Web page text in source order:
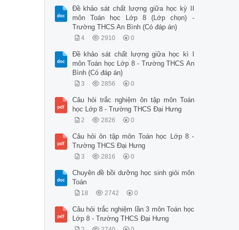
Đề khảo sát chất lượng giữa học kỳ II
môn Toán học Lớp 8 (Lớp chọn) -
Trường THCS An Bình (Có đáp án)
4 2910 0
Đề khảo sát chất lượng giữa học kì I
môn Toán học Lớp 8 - Trường THCS An
Bình (Có đáp án)
3 2856 0
Câu hỏi trắc nghiệm ôn tập môn Toán
học Lớp 8 - Trường THCS Đại Hưng
2 2826 0
Câu hỏi ôn tập môn Toán học Lớp 8 -
Trường THCS Đại Hưng
3 2816 0
Chuyên đề bồi dưỡng học sinh giỏi môn
Toán
18 2742 0
Câu hỏi trắc nghiệm lần 3 môn Toán học
Lớp 8 - Trường THCS Đại Hưng